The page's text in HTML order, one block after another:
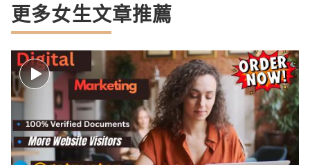
更多女生文章推薦